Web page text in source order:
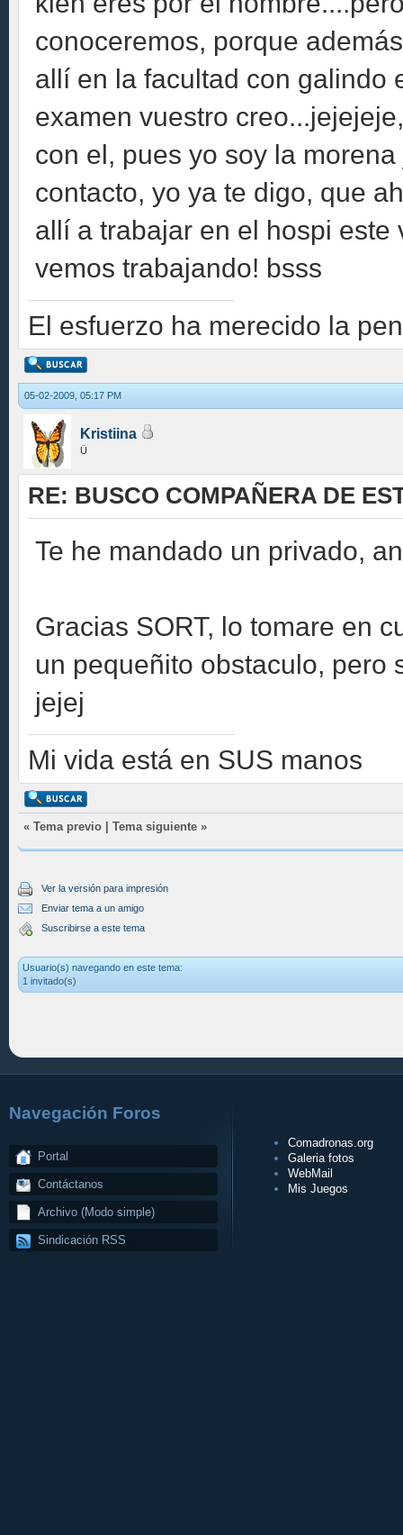
conoceremos, porque
allí en la facultad con galindo
examen vuestro
con el, pues yo soy la
contacto, yo ya te digo, que
allí a trabajar en el hospi
vemos trabajando! bsss
El esfuerzo ha merecido la
05-02-2009, 05:17 PM
Kristiina
Ü
RE: BUSCO COMPAÑERA DE
Te he mandado un privado,
Gracias SORT, lo tomare en
un pequeñito obstaculo, pero
jejej
Mi vida está en SUS manos
« Tema previo Tema siguiente »
Ver la versión para impresión
Enviar tema a un amigo
Suscribirse a este tema
Usuario(s) navegando en este tema:
1 invitado(s)
Navegación Foros
Portal
Contáctanos
Archivo (Modo simple)
Sindicación RSS
Comadronas.org
Galeria fotos
WebMail
Mis Juegos